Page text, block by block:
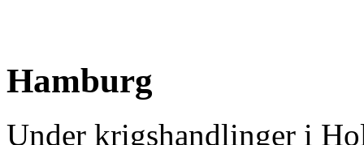
Hamburg
Under krigshandlinger i